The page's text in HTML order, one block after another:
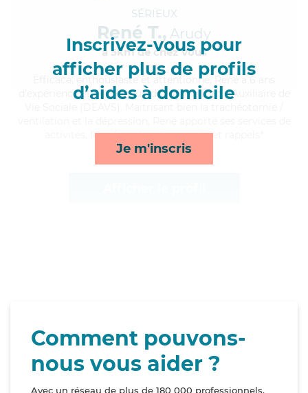
Inscrivez-vous pour
afficher plus de profils
d’aides à domicile
Je m'inscris
SÉRIEUX
René T., Arudy
à 5km de chez Vous
, enthousiaste et attentionné, René a 6 ans
d'expérience et possède un diplôme d'État d'Auxiliaire de
activités, lever/coucher, transports et rappels*
Comment pouvons-
nous vous aider ?
Avec un réseau de plus de 180 000 professionnels,